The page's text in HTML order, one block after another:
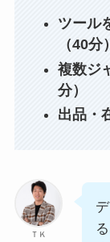
ツール
（40分）
複数ジ
分）
出品・
ＴＫ